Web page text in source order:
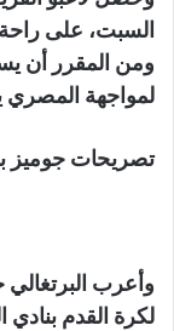
السبت، على راحة
ومن المقرر أن
لمواجهة المصري
تصريحات جوميز
وأعرب البرتغالي
لكرة القدم